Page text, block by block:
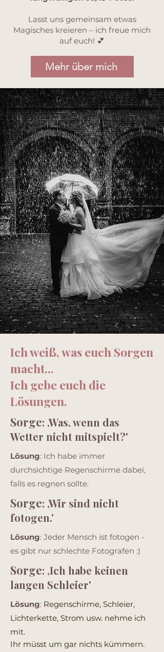
Lasst uns gemeinsam etwas
Magisches kreieren – ich freue mich
auf euch! 💕
Mehr über mich
Ich weiß, was euch Sorgen
macht...
Ich gebe euch die
Lösungen.
Sorge: ‚Was, wenn das
Wetter nicht mitspielt?'
Lösung: Ich habe immer
durchsichtige Regenschirme dabei,
falls es regnen sollte.
Sorge: ‚Wir sind nicht
fotogen.'
Lösung: Jeder Mensch ist fotogen -
es gibt nur schlechte Fotografen :)
Sorge: ‚Ich habe keinen
langen Schleier'
Lösung: Regenschirme, Schleier,
Lichterkette, Strom usw. nehme ich
mit.
Ihr müsst um gar nichts kümmern.